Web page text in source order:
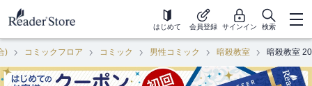
はじめて 会員登録 サインイン 検索
) コミックフロア コミック 男性コミック 暗殺教室 暗殺教室 20